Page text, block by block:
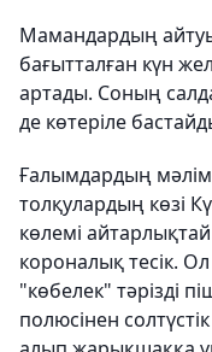
Мамандардың
бағытталған күн
артады. Соның
де көтеріле
Ғалымдардың
толқулардың көзі
көлемі
короналық тесік.
"көбелек" тәрізді
полюсінен